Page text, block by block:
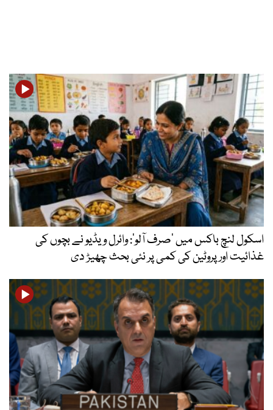
اسکول لنچ باکس میں ‘صرف آلو’: وائرل ویڈیو نے بچوں کی
غذائیت اور پروٹین کی کمی پر نئی بحث چھیڑ دی